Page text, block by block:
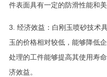
件表面具有一定的防滑性能和美
3. 经济效益：白刚玉喷砂技术
玉的价格相对较低，能够降低
处理的工件能够提高其使用寿
济效益。